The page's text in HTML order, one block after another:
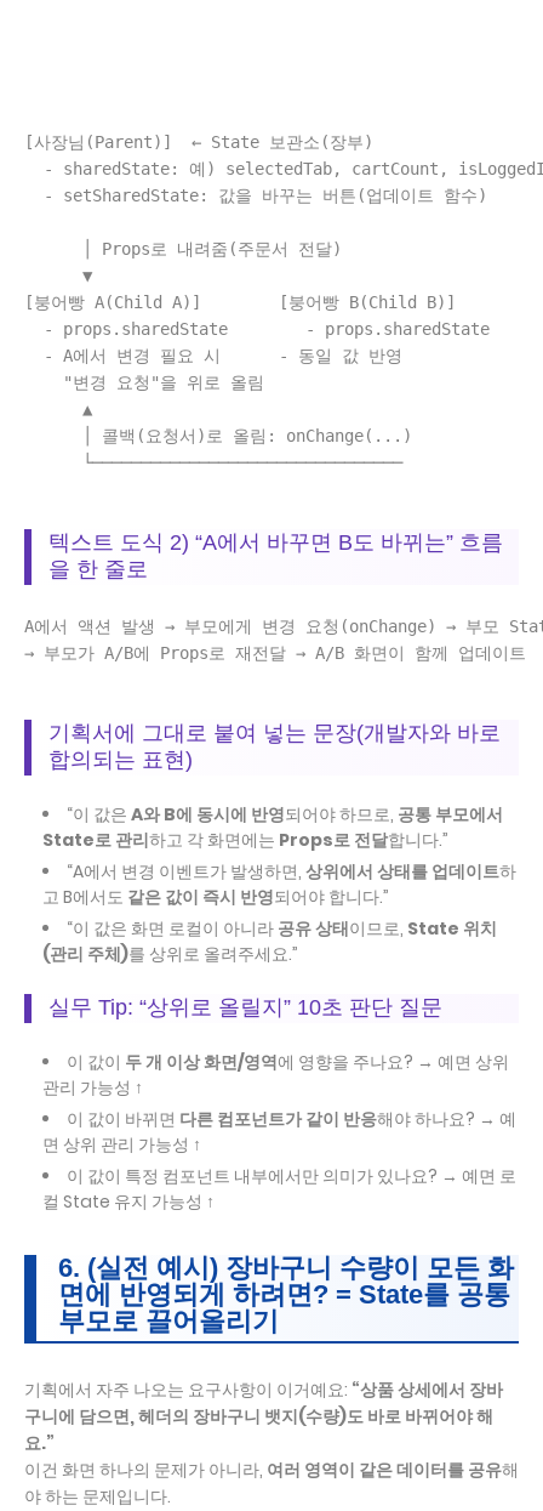
[사장님(Parent)]  ← State 보관소(장부)
- sharedState: 예) selectedTab, cartCount,
  - setSharedState: 값을 바꾸는 버튼(업데이트 함수)
      │ Props로 내려줌(주문서 전달)
      ▼
[붕어빵 A(Child A)]        [붕어빵 B(Child B)]
  - props.sharedState        - props.sharedState
  - A에서 변경 필요 시      - 동일 값 반영
    "변경 요청"을 위로 올림
      ▲
      │ 콜백(요청서)로 올림: onChange(...)
      └────────────────────────────────
텍스트 도식 2) “A에서 바꾸면 B도 바뀌는” 흐름
을 한 줄로
A에서 액션 발생 → 부모에게 변경 요청(onChange) → 부모
→ 부모가 A/B에 Props로 재전달 → A/B 화면이 함께 업데이트
기획서에 그대로 붙여 넣는 문장(개발자와 바로
합의되는 표현)
“이 값은 A와 B에 동시에 반영되어야 하므로, 공통 부모에서
State로 관리하고 각 화면에는 Props로 전달합니다.”
“A에서 변경 이벤트가 발생하면, 상위에서 상태를 업데이트하
고 B에서도 같은 값이 즉시 반영되어야 합니다.”
“이 값은 화면 로컬이 아니라 공유 상태이므로, State 위치
(관리 주체)를 상위로 올려주세요.”
실무 Tip: “상위로 올릴지” 10초 판단 질문
이 값이 두 개 이상 화면/영역에 영향을 주나요? → 예면 상위
관리 가능성 ↑
이 값이 바뀌면 다른 컴포넌트가 같이 반응해야 하나요? → 예
면 상위 관리 가능성 ↑
이 값이 특정 컴포넌트 내부에서만 의미가 있나요? → 예면 로
컬 State 유지 가능성 ↑
6. (실전 예시) 장바구니 수량이 모든 화
면에 반영되게 하려면? = State를 공통
부모로 끌어올리기
기획에서 자주 나오는 요구사항이 이거예요: “상품 상세에서 장바
구니에 담으면, 헤더의 장바구니 뱃지(수량)도 바로 바뀌어야 해
요.”
이건 화면 하나의 문제가 아니라, 여러 영역이 같은 데이터를 공유해
야 하는 문제입니다.